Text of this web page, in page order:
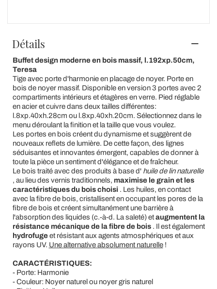
Détails
Buffet design moderne en bois massif, l.192xp.50cm,
Teresa
Tige avec porte d'harmonie en placage de noyer. Porte en
bois de noyer massif. Disponible en version 3 portes avec 2
compartiments intérieurs et étagères en verre. Pied réglable
en acier et cuivre dans deux tailles différentes:
l.8xp.40xh.28cm ou l.8xp.40xh.20cm. Sélectionnez dans le
menu déroulant la finition et la taille que vous voulez.
Les portes en bois créent du dynamisme et suggèrent de
nouveaux reflets de lumière. De cette façon, des lignes
séduisantes et innovantes émergent, capables de donner à
toute la pièce un sentiment d'élégance et de fraîcheur.
Le bois traité avec des produits à base d' huile de lin naturelle
, au lieu des vernis traditionnels, maximise le grain et les
caractéristiques du bois choisi . Les huiles, en contact
avec la fibre de bois, cristallisent en occupant les pores de la
fibre de bois et créent simultanément une barrière à
l'absorption des liquides (c.-à-d. La saleté) etaugmentent la
résistance mécanique de la fibre de bois. Il est également
hydrofugeet résistant aux agents atmosphériques et aux
rayons UV. Une alternative absolument naturelle!
CARACTÉRISTIQUES:
- Porte: Harmonie
- Couleur: Noyer naturel ou noyer gris naturel